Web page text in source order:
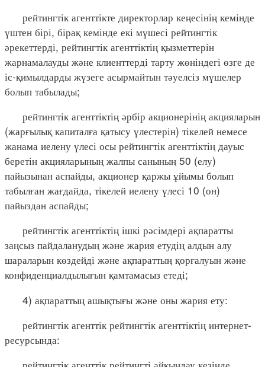
рейтингтік агенттікте директорлар кеңесінің кемінде
үштен бірі, бірақ кемінде екі мүшесі рейтингтік
әрекеттерді, рейтингтік агенттіктің қызметтерін
жарнамалауды және клиенттерді тарту жөніндегі өзге де
іс-қимылдарды жүзеге асырмайтын тәуелсіз мүшелер
болып табылады;
рейтингтік агенттіктің әрбір акционерінің акцияларын
(жарғылық капиталға қатысу үлестерін) тікелей немесе
жанама иелену үлесі осы рейтингтік агенттіктің дауыс
беретін акцияларының жалпы санының 50 (елу)
пайызынан аспайды, акционер қаржы ұйымы болып
табылған жағдайда, тікелей иелену үлесі 10 (он)
пайыздан аспайды;
рейтингтік агенттіктің ішкі рәсімдері ақпаратты
заңсыз пайдаланудың және жария етудің алдын алу
шараларын көздейді және ақпараттың қорғалуын және
конфиденциалдылығын қамтамасыз етеді;
4) ақпараттың ашықтығы және оны жария ету:
рейтингтік агенттік рейтингтік агенттіктің интернет-
ресурсында: